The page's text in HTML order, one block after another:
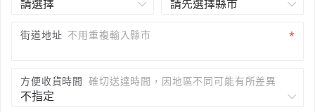
街道地址 不用重複輸入縣市
方便收貨時間 確切送達時間，因地區不同可能有所差異